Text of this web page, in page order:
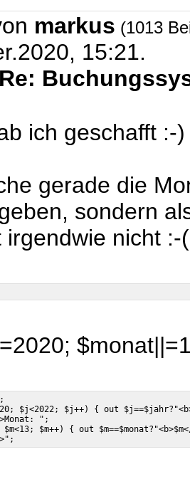
markus (1013
15:21.
ich geschafft :-)
gerade die
sondern
irgendwie nicht :-(
$j<2022; $j++) { out
";
$m<13; $m++) { out